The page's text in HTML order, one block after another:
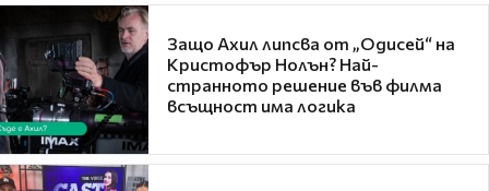
Защо Ахил липсва от „Одисей“ на
Кристофър Нолън? Най-
странното решение във филма
всъщност има логика